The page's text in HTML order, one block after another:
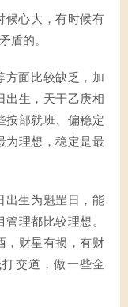
候心大，有时候有
盾的。
方面比较缺乏，加
出生，天干乙庚相
按部就班、偏稳定
为理想，稳定是最
出生为魁罡日，能
理都比较理想。
，财星有损，有财
交道，做一些金